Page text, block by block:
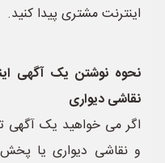
اینترنت مشتری پیدا کنید.
نحوه نوشتن یک آگهی
نقاشی دیواری
اگر می خواهید یک آگهی
و نقاشی دیواری یا